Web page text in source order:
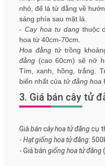
nhỏ, để lá tử đằng về
sáng phía sau mặt lá.
- Cay hoa tu dangthuộc
hoa từ 40cm-70cm.
Hoa đằng tửtrồng
đằng(cao 60cm) sẽ nở
Tím, xanh, hồng, trắng.
biến nhất của tử đằng hoa
3. Giá bán cây tử
Giábán cây hoa tử đằngcụ
- Hạt giống hoa tử đằng:
- Giá bán giống hoa tử đằng